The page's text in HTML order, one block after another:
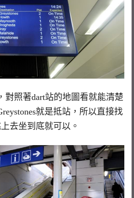
對照著dart站的地圖看就能清楚
就是抵站，所以直接找
去坐到底就可以。